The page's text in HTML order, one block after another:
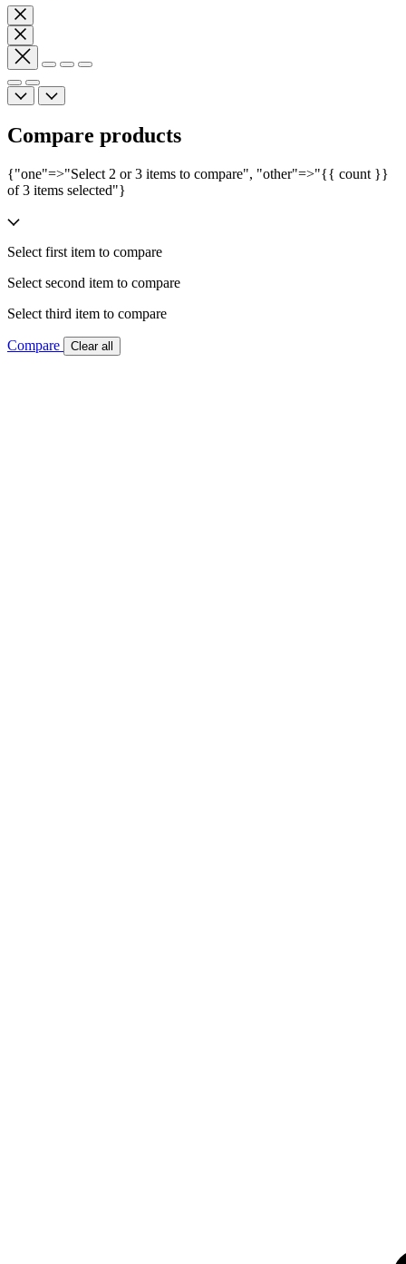
Compare products
{"one"=>"Select 2 or 3 items to compare", "other"=>"{{ count }}
of 3 items selected"}
Select first item to compare
Select second item to compare
Select third item to compare
Compare Clear all